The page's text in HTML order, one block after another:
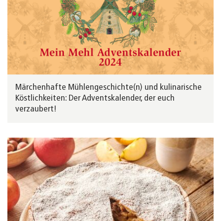
Märchenhafte Mühlengeschichte(n) und kulinarische
Köstlichkeiten: Der Adventskalender, der euch
verzaubert!